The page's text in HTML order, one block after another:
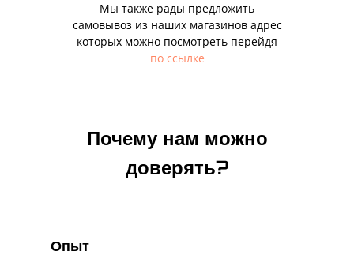
Мы также рады предложить
самовывоз из наших магазинов адрес
которых можно посмотреть перейдя
по ссылке
Почему нам можно
доверять?
Опыт